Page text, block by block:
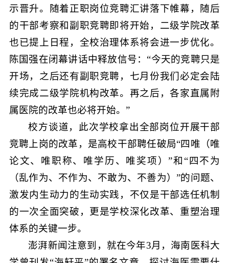
示晋升。随着正职岗位竞聘汇讲落下帷幕，随后
的干部考察和副职竞聘即将开始，二级学院改革
也已提上日程，全校治理体系将会进一步优化。
陈国强在闭幕讲话中释放信号：“今天的竞聘只是
开场，之后还有副职竞聘，七月份我们必定会陆
续完成二级学院机构改革。再之后，各家直属附
属医院的改革也必将开始。”
校方谈道，此次学校拿出全部岗位开展干部
竞聘上岗的改革，是高校干部聘任破局“四唯（唯
论文、唯职称、唯学历、唯奖项）”和“四不为
（乱作为、不作为、不敢为、不善为）”的问题、
激发内生动力的生动实践，不仅是干部选任机制
的一次全面突破，更是学校深化改革、重塑治理
体系的关键一步。
澎湃新闻注意到，就在今年3月，海南医科大